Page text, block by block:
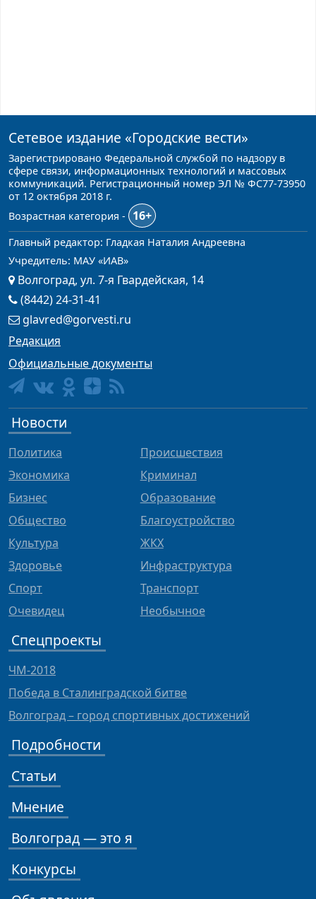
Сетевое издание «Городские вести»
Зарегистрировано Федеральной службой по надзору в
сфере связи, информационных технологий и массовых
коммуникаций. Регистрационный номер ЭЛ № ФС77-73950
от 12 октября 2018 г.
Возрастная категория -
16+
Главный редактор: Гладкая Наталия Андреевна
Учредитель: МАУ «ИАВ»
Волгоград, ул. 7-я Гвардейская, 14
(8442) 24-31-41
glavred@gorvesti.ru
Редакция
Официальные документы
Новости
Политика
Экономика
Бизнес
Общество
Культура
Здоровье
Спорт
Очевидец
Происшествия
Криминал
Образование
Благоустройство
ЖКХ
Инфраструктура
Транспорт
Необычное
Спецпроекты
ЧМ-2018
Победа в Сталинградской битве
Волгоград – город спортивных достижений
Подробности
Статьи
Мнение
Волгоград — это я
Конкурсы